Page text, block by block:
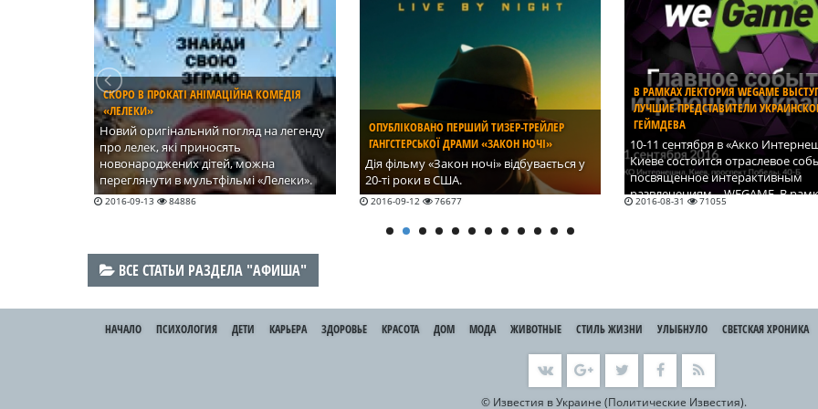
СКОРО В ПРОКАТІ АНІМАЦІЙНА КОМЕДІЯ
«ЛЕЛЕКИ»
Новий оригінальний погляд на легенду
про лелек, які приносять
новонароджених дітей, можна
переглянути в мультфільмі «Лелеки».
2016-09-13 84886
ОПУБЛІКОВАНО ПЕРШИЙ ТИЗЕР-ТРЕЙЛЕР
ГАНГСТЕРСЬКОЇ ДРАМИ «ЗАКОН НОЧІ»
Дія фільму «Закон ночі» відбувається у
20-ті роки в США.
2016-09-12 76677
В РАМКАХ ЛЕКТОРИЯ WEGAME
ЛУЧШИЕ ПРЕДСТАВИТЕЛИ
ГЕЙМДЕВА
10-11 сентября в «Акко
Киеве состоится отраслевое
посвященное интерактивным
развлечениям – WEGAME. В
мероприятия состоится
2016-08-31 71055
ВСЕ СТАТЬИ РАЗДЕЛА "АФИША"
НАЧАЛО ПСИХОЛОГИЯ ДЕТИ КАРЬЕРА ЗДОРОВЬЕ КРАСОТА ДОМ МОДА ЖИВОТНЫЕ СТИЛЬ ЖИЗНИ УЛЫБНУЛО СВЕТСКАЯ ХРОНИКА
© Известия в Украине (Политические Известия).